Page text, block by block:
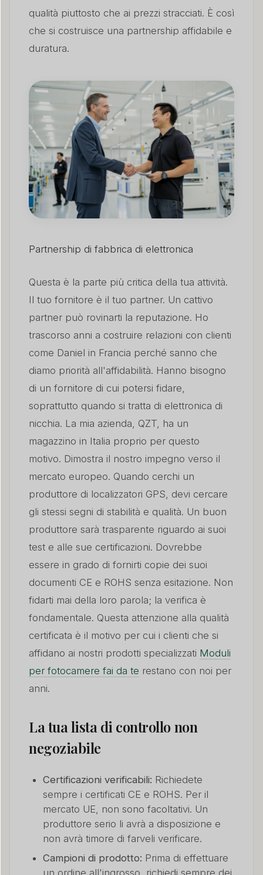
qualità piuttosto che ai prezzi stracciati. È così
che si costruisce una partnership affidabile e
duratura.
Partnership di fabbrica di elettronica
Questa è la parte più critica della tua attività.
Il tuo fornitore è il tuo partner. Un cattivo
partner può rovinarti la reputazione. Ho
trascorso anni a costruire relazioni con clienti
come Daniel in Francia perché sanno che
diamo priorità all'affidabilità. Hanno bisogno
di un fornitore di cui potersi fidare,
soprattutto quando si tratta di elettronica di
nicchia. La mia azienda, QZT, ha un
magazzino in Italia proprio per questo
motivo. Dimostra il nostro impegno verso il
mercato europeo. Quando cerchi un
produttore di localizzatori GPS, devi cercare
gli stessi segni di stabilità e qualità. Un buon
produttore sarà trasparente riguardo ai suoi
test e alle sue certificazioni. Dovrebbe
essere in grado di fornirti copie dei suoi
documenti CE e ROHS senza esitazione. Non
fidarti mai della loro parola; la verifica è
fondamentale. Questa attenzione alla qualità
certificata è il motivo per cui i clienti che si
affidano ai nostri prodotti specializzati Moduli
per fotocamere fai da te restano con noi per
anni.
La tua lista di controllo non
negoziabile
Certificazioni verificabili: Richiedete
sempre i certificati CE e ROHS. Per il
mercato UE, non sono facoltativi. Un
produttore serio li avrà a disposizione e
non avrà timore di farveli verificare.
Campioni di prodotto: Prima di effettuare
un ordine all'ingrosso, richiedi sempre dei